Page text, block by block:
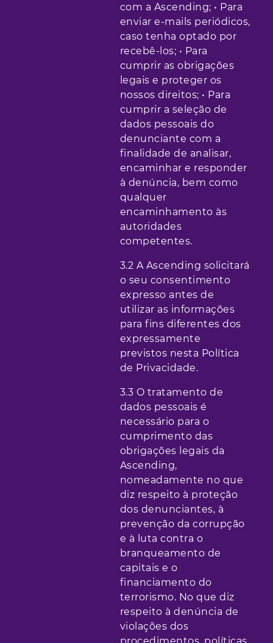
com a Ascending; • Para
enviar e-mails periódicos,
caso tenha optado por
recebê-los; • Para
cumprir as obrigações
legais e proteger os
nossos direitos; • Para
cumprir a seleção de
dados pessoais do
denunciante com a
finalidade de analisar,
encaminhar e responder
à denúncia, bem como
qualquer
encaminhamento às
autoridades
competentes.
3.2 A Ascending solicitará
o seu consentimento
expresso antes de
utilizar as informações
para fins diferentes dos
expressamente
previstos nesta Política
de Privacidade.
3.3 O tratamento de
dados pessoais é
necessário para o
cumprimento das
obrigações legais da
Ascending,
nomeadamente no que
diz respeito à proteção
dos denunciantes, à
prevenção da corrupção
e à luta contra o
branqueamento de
capitais e o
financiamento do
terrorismo. No que diz
respeito à denúncia de
violações dos